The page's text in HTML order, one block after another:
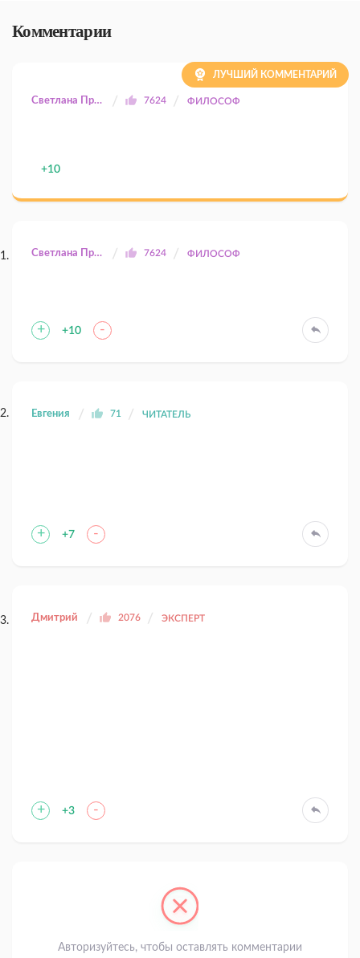
Комментарии
Светлана Прилуцкая 7624 ФИЛОСОФ
ЛУЧШИЙ КОММЕНТАРИЙ
+10
Светлана Прилуцкая 7624 ФИЛОСОФ
+ +10 -
Евгения 71 ЧИТАТЕЛЬ
+ +7 -
Дмитрий 2076 ЭКСПЕРТ
+ +3 -
Авторизуйтесь, чтобы оставлять комментарии